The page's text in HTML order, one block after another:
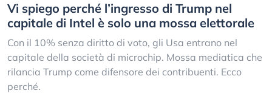
Vi spiego perché l’ingresso di Trump nel
capitale di Intel è solo una mossa elettorale
Con il 10% senza diritto di voto, gli Usa entrano nel
capitale della società di microchip. Mossa mediatica che
rilancia Trump come difensore dei contribuenti. Ecco
perché.